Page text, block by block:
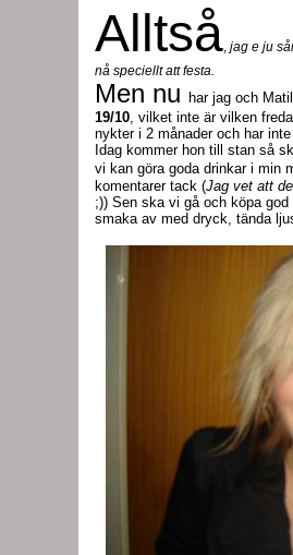
Alltså, jag e ju
nå speciellt att festa.
Men nu har jag och
19/10, vilket inte är vilken
nykter i 2 månader och har
Idag kommer hon till stan så
vi kan göra goda drinkar i min
komentarer tack (Jag vet att
;)) Sen ska vi gå och köpa
smaka av med dryck, tända